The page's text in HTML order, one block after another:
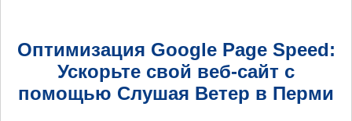
Оптимизация Google Page Speed:
Ускорьте свой веб-сайт с
помощью Слушая Ветер в Перми